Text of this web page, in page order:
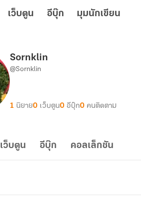
เว็บตูน อีบุ๊ก มุมนักเขียน
Sornklin
@Sornklin
1 นิยาย0 เว็บตูน0 อีบุ๊ก0 คนติดตาม
เว็บตูน อีบุ๊ก คอลเล็กชัน